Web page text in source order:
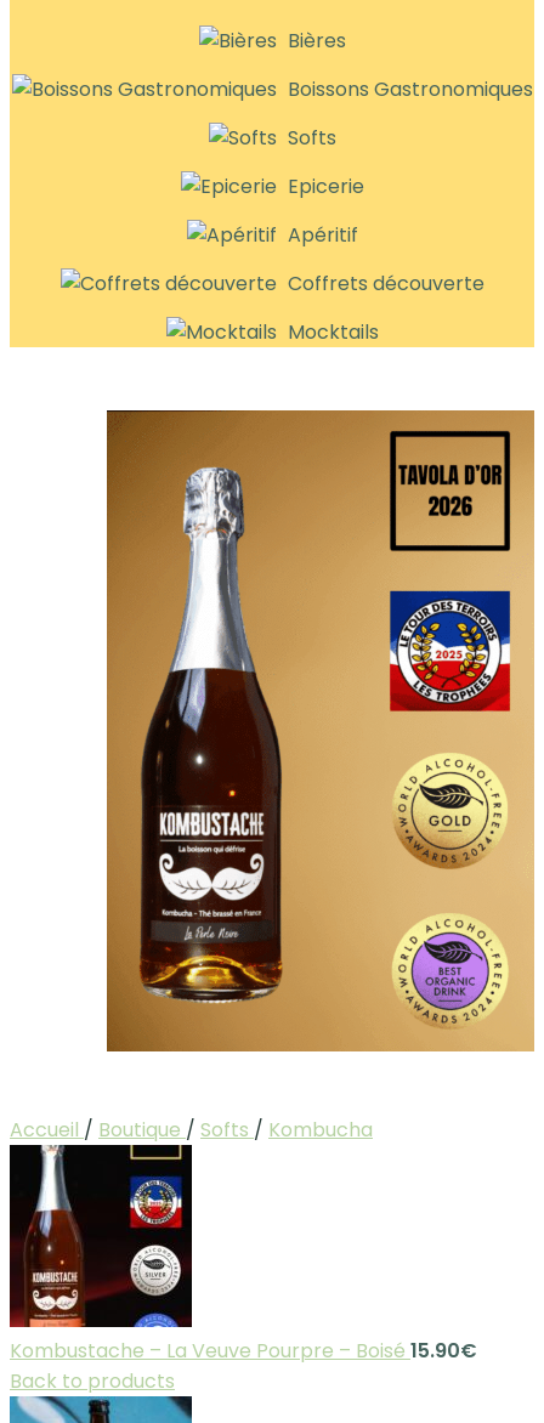
Bières
Boissons Gastronomiques
Softs
Epicerie
Apéritif
Coffrets découverte
Mocktails
Accueil / Boutique / Softs / Kombucha
Kombustache – La Veuve Pourpre – Boisé 15.90€
Back to products